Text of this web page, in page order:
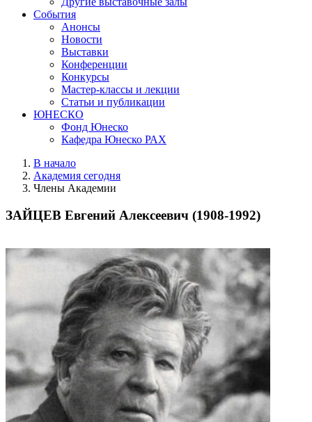
События
Анонсы
Новости
Выставки
Конференции
Конкурсы
Мастер-классы и лекции
Статьи и публикации
ЮНЕСКО
Фонд Юнеско
Кафедра Юнеско РАХ
В начало
Академия сегодня
Члены Академии
ЗАЙЦЕВ Евгений Алексеевич (1908-1992)